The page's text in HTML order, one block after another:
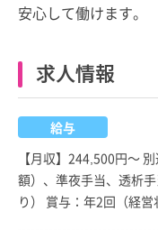
安心して働けます。
求人情報
給与
【月収】244,500円～
額）、準夜手当、透析
り） 賞与：年2回（経営